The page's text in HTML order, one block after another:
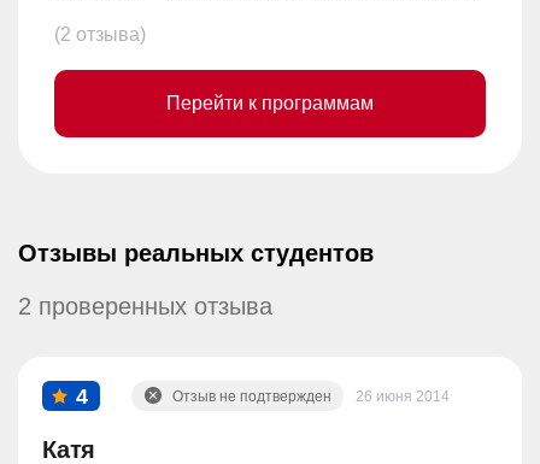
(2 отзыва)
Перейти к программам
Отзывы реальных студентов
2 проверенных отзыва
4
Катя
26 июня 2014
Отзыв не подтвержден